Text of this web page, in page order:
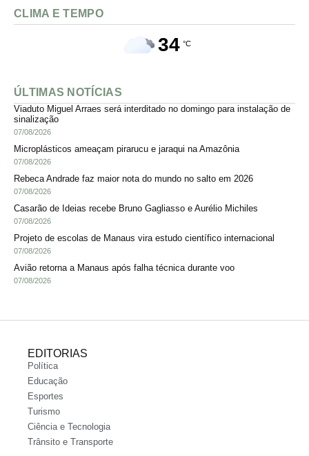
CLIMA E TEMPO
34 °C
ÚLTIMAS NOTÍCIAS
Viaduto Miguel Arraes será interditado no domingo para instalação de
sinalização
07/08/2026
Microplásticos ameaçam pirarucu e jaraqui na Amazônia
07/08/2026
Rebeca Andrade faz maior nota do mundo no salto em 2026
07/08/2026
Casarão de Ideias recebe Bruno Gagliasso e Aurélio Michiles
07/08/2026
Projeto de escolas de Manaus vira estudo científico internacional
07/08/2026
Avião retorna a Manaus após falha técnica durante voo
07/08/2026
EDITORIAS
Política
Educação
Esportes
Turismo
Ciência e Tecnologia
Trânsito e Transporte